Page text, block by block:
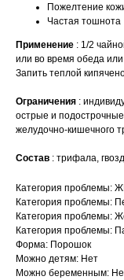
Пожелтение
Частая тошнота
Применение : 1/2
или во время обеда
Запить теплой
Ограничения :
острые и
желудочно-кишечного
Состав : трифала,
Категория проблемы:
Категория проблемы:
Категория проблемы:
Категория проблемы:
Форма: Порошок
Можно детям: Нет
Можно беременным: